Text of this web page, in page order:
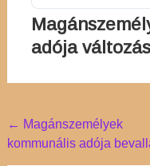
adója
Post
navigation
← Magánszemélyek
kommunális adója